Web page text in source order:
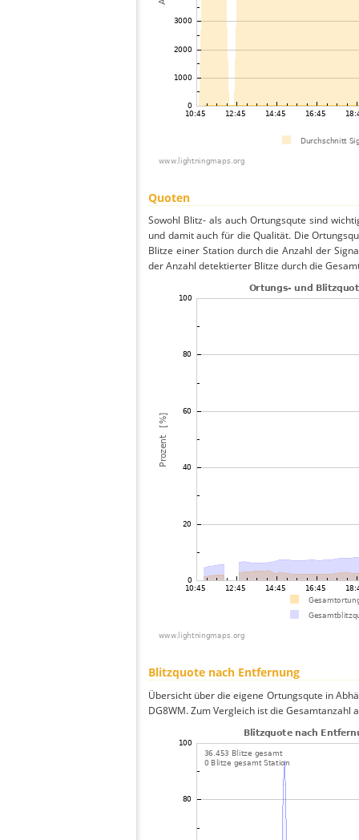
Quoten
Sowohl Blitz- als auch Ortungsqute sind
und damit auch für die Qualität. Die
Blitze einer Station durch die Anzahl der
der Anzahl detektierter Blitze durch die
Blitzquote nach Entfernung
Übersicht über die eigene Ortungsqute in
DG8WM. Zum Vergleich ist die Gesamtanzahl